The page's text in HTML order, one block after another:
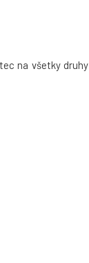
na všetky druhy